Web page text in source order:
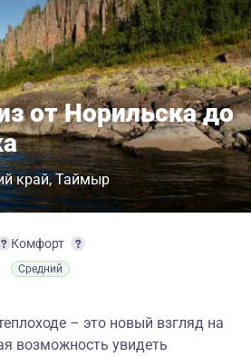
от Норильска до
край Таймыр
Комфорт
Средний
– это новый взгляд на
возможность увидеть